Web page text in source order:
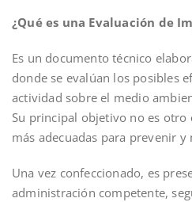
¿Qué es una Evaluación de
Es un documento técnico
donde se evalúan los posibles
actividad sobre el medio
Su principal objetivo no es otro
más adecuadas para prevenir
Una vez confeccionado, es
administración competente,